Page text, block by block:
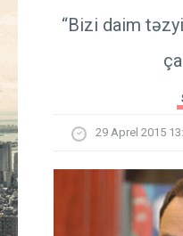
“Bizi daim
29 Aprel 2015